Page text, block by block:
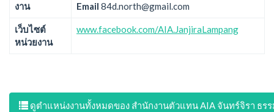
งาน
Email 84d.north@gmail.com
เว็บไซต์
หน่วยงาน
www.facebook.com/AIA.JanjiraLampang
ดูตำแหน่งงานทั้งหมดของ สำนักงานตัวแทน AIA จันทร์จิรา ธร